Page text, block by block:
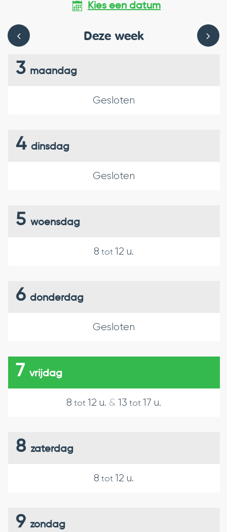
Kies een datum
Deze week
BEKIJK
OPENINGSUREN
WEEK
3 maandag
Gesloten
4 dinsdag
Gesloten
5 woensdag
8 tot 12 u.
6 donderdag
Gesloten
7 vrijdag
8 tot 12 u. & 13 tot 17 u.
8 zaterdag
8 tot 12 u.
9 zondag